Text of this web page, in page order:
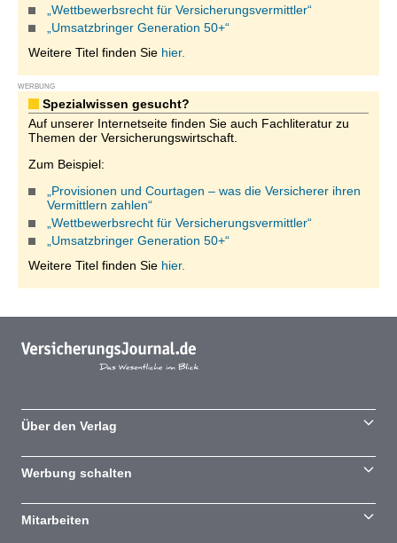
„Wettbewerbsrecht für Versicherungsvermittler“
„Umsatzbringer Generation 50+“
Weitere Titel finden Sie hier.
WERBUNG
Spezialwissen gesucht?
Auf unserer Internetseite finden Sie auch Fachliteratur zu
Themen der Versicherungswirtschaft.
Zum Beispiel:
„Provisionen und Courtagen – was die Versicherer ihren
Vermittlern zahlen“
„Wettbewerbsrecht für Versicherungsvermittler“
„Umsatzbringer Generation 50+“
Weitere Titel finden Sie hier.
Über den Verlag
Werbung schalten
Mitarbeiten